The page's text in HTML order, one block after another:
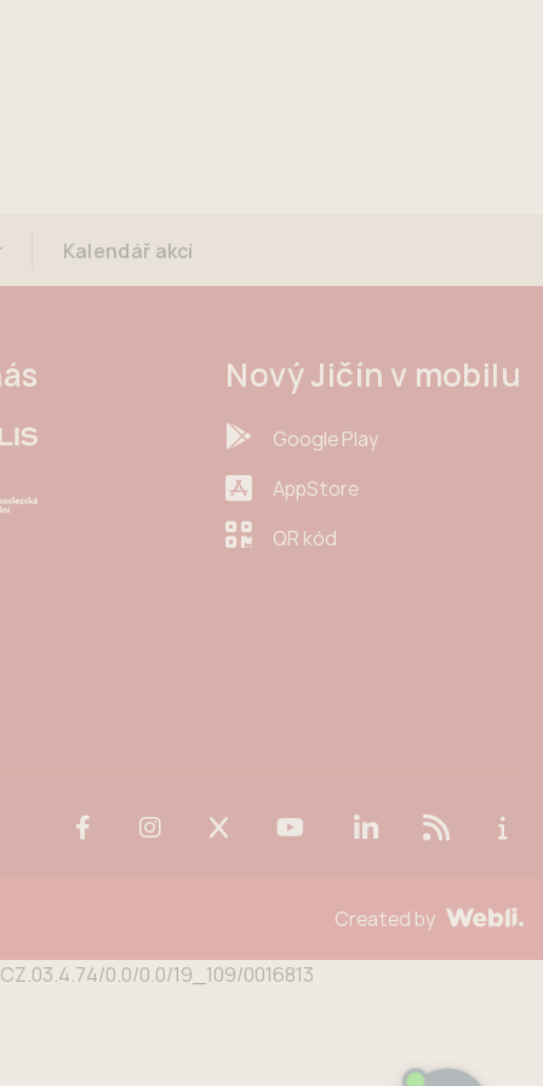
Kalendář akcí
Nový Jičín v mobilu
Google Play
AppStore
QR kód
Created by
0.0/0.0/19_109/0016813